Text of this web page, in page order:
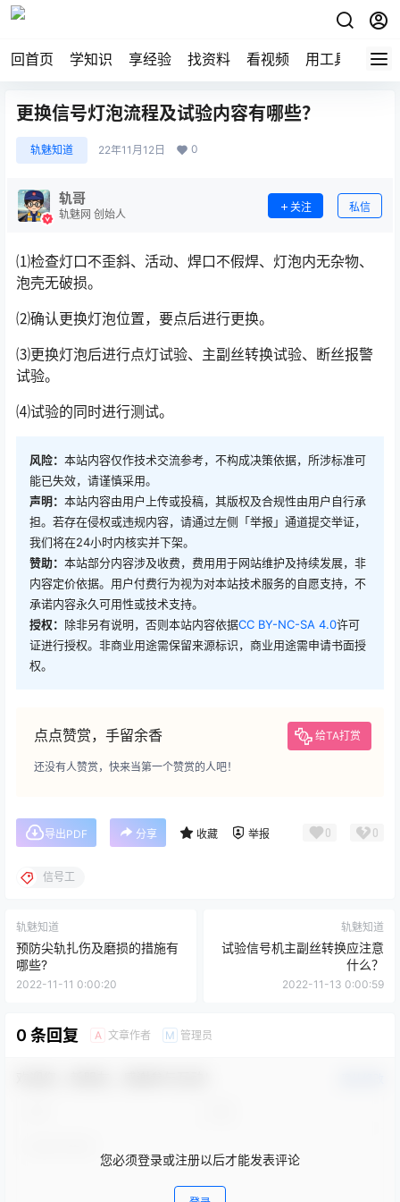
回首页 学知识 享经验 找资料 看视频 用工具 论技
更换信号灯泡流程及试验内容有哪些？
轨魅知道 22年11月12日 0
轨哥
轨魅网 创始人
关注 私信
⑴检查灯口不歪斜、活动、焊口不假焊、灯泡内无杂物、
泡壳无破损。
⑵确认更换灯泡位置，要点后进行更换。
⑶更换灯泡后进行点灯试验、主副丝转换试验、断丝报警
试验。
⑷试验的同时进行测试。
风险： 本站内容仅作技术交流参考，不构成决策依据，所涉标准可
能已失效，请谨慎采用。
声明： 本站内容由用户上传或投稿，其版权及合规性由用户自行承
担。若存在侵权或违规内容，请通过左侧「举报」通道提交举证，
我们将在24小时内核实并下架。
赞助： 本站部分内容涉及收费，费用用于网站维护及持续发展，非
内容定价依据。用户付费行为视为对本站技术服务的自愿支持，不
承诺内容永久可用性或技术支持。
授权： 除非另有说明，否则本站内容依据CC BY-NC-SA 4.0许可
证进行授权。非商业用途需保留来源标识，商业用途需申请书面授
权。
点点赞赏，手留余香 给TA打赏
还没有人赞赏，快来当第一个赞赏的人吧！
导出PDF 分享 收藏 举报 0 0
信号工
轨魅知道
预防尖轨扎伤及磨损的措施有
哪些?
2022-11-11 0:00:20
轨魅知道
试验信号机主副丝转换应注意
什么？
2022-11-13 0:00:59
0 条回复 A 文章作者 M 管理员
您必须登录或注册以后才能发表评论